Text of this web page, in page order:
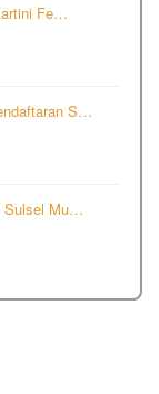
Fe…
S…
Sulsel Mu…